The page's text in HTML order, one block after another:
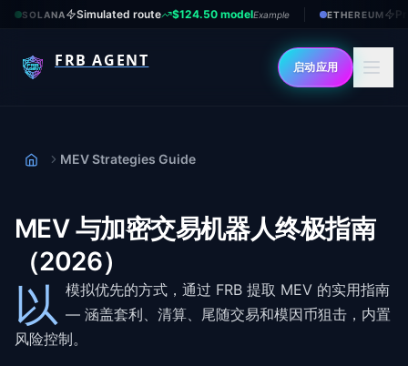
SOLANA Simulated route $124.50 modelExample ETHEREUM
FRB AGENT 启动应用
首页
MEV Strategies Guide
MEV 与加密交易机器人终极指南
（2026）
以 模拟优先的方式，通过 FRB 提取 MEV 的实用指南
— 涵盖套利、清算、尾随交易和模因币狙击，内置
风险控制。